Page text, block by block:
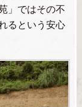
」ではその不
るという安心